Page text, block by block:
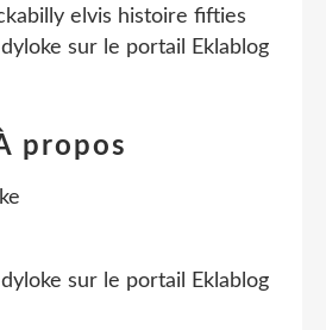
elvis histoire fifties
dyloke sur le portail Eklablog
propos
dyloke sur le portail Eklablog